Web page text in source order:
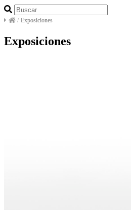
/ Exposiciones
Exposiciones